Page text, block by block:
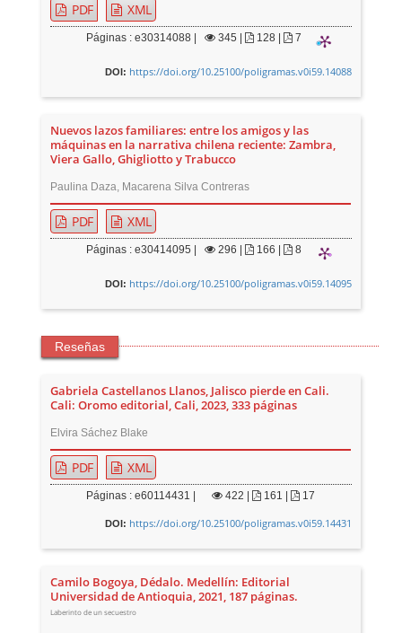
PDF XML
Páginas : e30314088 | 345 128 | 7
DOI: https://doi.org/10.25100/poligramas.v0i59.14088
Nuevos lazos familiares: entre los amigos y las
máquinas en la narrativa chilena reciente: Zambra,
Viera Gallo, Ghigliotto y Trabucco
Paulina Daza, Macarena Silva Contreras
PDF XML
Páginas : e30414095 | 296 166 | 8
DOI: https://doi.org/10.25100/poligramas.v0i59.14095
Reseñas
Gabriela Castellanos Llanos, Jalisco pierde en Cali.
Cali: Oromo editorial, Cali, 2023, 333 páginas
Elvira Sáchez Blake
PDF XML
Páginas : e60114431 | 422 161 | 17
DOI: https://doi.org/10.25100/poligramas.v0i59.14431
Camilo Bogoya, Dédalo. Medellín: Editorial
Universidad de Antioquia, 2021, 187 páginas.
Laberinto de un secuestro